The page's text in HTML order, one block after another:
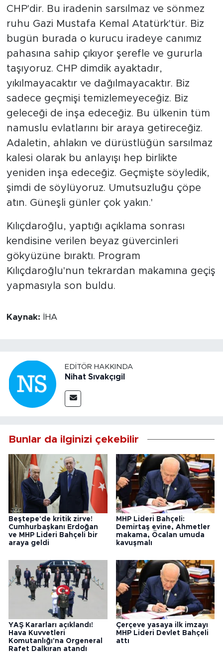
CHP'dir. Bu iradenin sarsılmaz ve sönmez
ruhu Gazi Mustafa Kemal Atatürk'tür. Biz
bugün burada o kurucu iradeye canımız
pahasına sahip çıkıyor şerefle ve gururla
taşıyoruz. CHP dimdik ayaktadır,
yıkılmayacaktır ve dağılmayacaktır. Biz
sadece geçmişi temizlemeyeceğiz. Biz
geleceği de inşa edeceğiz. Bu ülkenin tüm
namuslu evlatlarını bir araya getireceğiz.
Adaletin, ahlakın ve dürüstlüğün sarsılmaz
kalesi olarak bu anlayışı hep birlikte
yeniden inşa edeceğiz. Geçmişte söyledik,
şimdi de söylüyoruz. Umutsuzluğu çöpe
atın. Güneşli günler çok yakın.'
Kılıçdaroğlu, yaptığı açıklama sonrası
kendisine verilen beyaz güvercinleri
gökyüzüne bıraktı. Program
Kılıçdaroğlu'nun tekrardan makamına geçiş
yapmasıyla son buldu.
Kaynak: İHA
EDITÖR HAKKINDA
Nihat Sıvakçıgil
Bunlar da ilginizi çekebilir
Beştepe'de kritik zirve!
Cumhurbaşkanı Erdoğan
ve MHP Lideri Bahçeli bir
araya geldi
MHP Lideri Bahçeli:
Demirtaş evine, Ahmetler
makama, Öcalan umuda
kavuşmalı
YAŞ Kararları açıklandı!
Hava Kuvvetleri
Komutanlığı'na Orgeneral
Rafet Dalkıran atandı
Çerçeve yasaya ilk imzayı
MHP Lideri Devlet Bahçeli
attı